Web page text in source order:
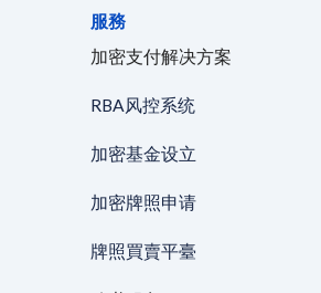
服務
加密支付解决方案
RBA风控系统
加密基金设立
加密牌照申请
牌照買賣平臺